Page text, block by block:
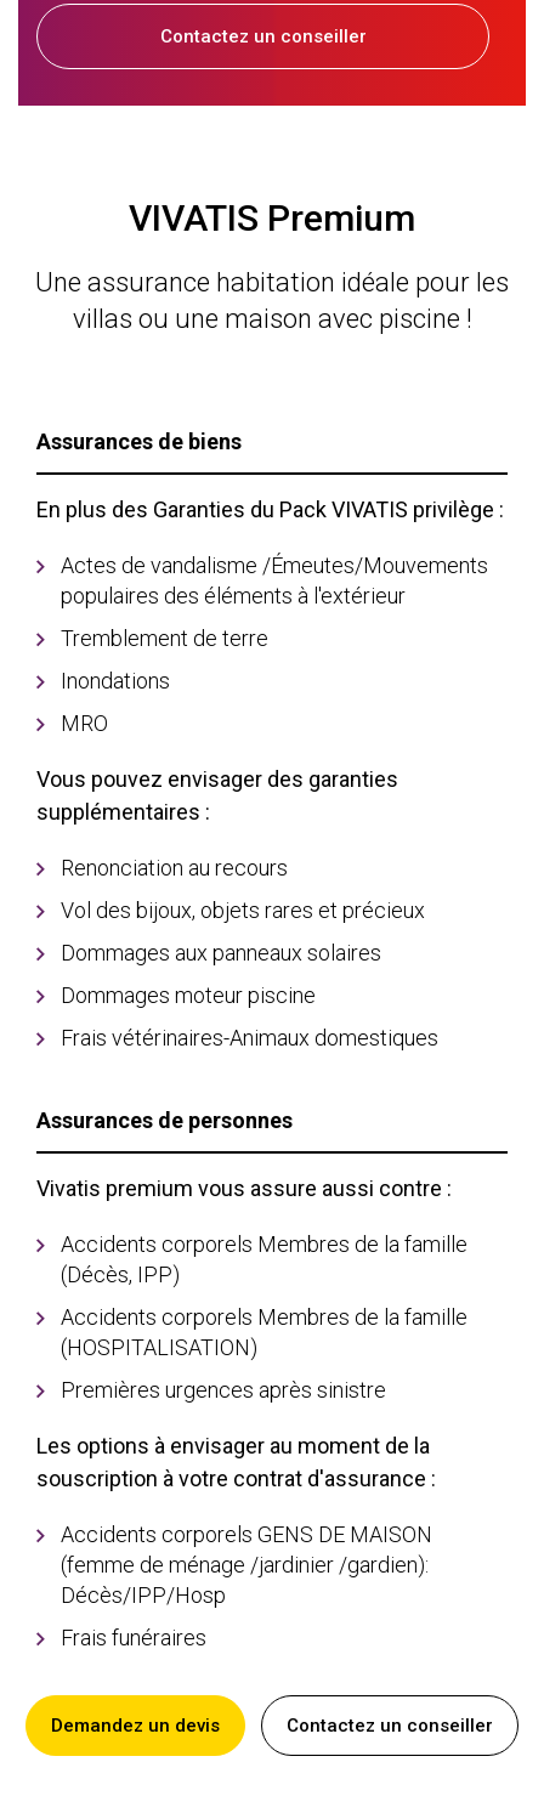
Contactez un conseiller
VIVATIS Premium
Une assurance habitation idéale pour les
villas ou une maison avec piscine !
Assurances de biens
En plus des Garanties du Pack VIVATIS privilège :
Actes de vandalisme /Émeutes/Mouvements
populaires des éléments à l'extérieur
Tremblement de terre
Inondations
MRO
Vous pouvez envisager des garanties
supplémentaires :
Renonciation au recours
Vol des bijoux, objets rares et précieux
Dommages aux panneaux solaires
Dommages moteur piscine
Frais vétérinaires-Animaux domestiques
Assurances de personnes
Vivatis premium vous assure aussi contre :
Accidents corporels Membres de la famille
(Décès, IPP)
Accidents corporels Membres de la famille
(HOSPITALISATION)
Premières urgences après sinistre
Les options à envisager au moment de la
souscription à votre contrat d'assurance :
Accidents corporels GENS DE MAISON
(femme de ménage /jardinier /gardien):
Décès/IPP/Hosp
Frais funéraires
Demandez un devis Contactez un conseiller